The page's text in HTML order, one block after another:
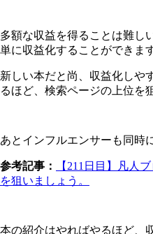
多額な収益を得ることは難し
単に収益化することができます
新しい本だと尚、収益化しや
るほど、検索ページの上位を
あとインフルエンサーも同時
参考記事：
【211日目】凡人
を狙いましょう。
本の紹介はやればやるほど、